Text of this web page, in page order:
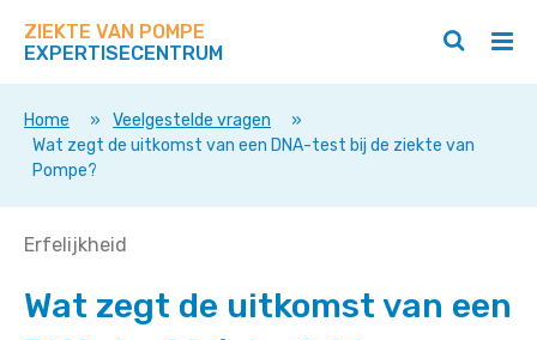
direct
op
deze
ZIEKTE VAN POMPE
EXPERTISECENTRUM
/
Zoeken
/
Home » Veelgestelde vragen
»
Wat zegt de uitkomst van een DNA-test bij de ziekte van
Pompe?
Wat
de
Erfelijkheid
Wat zegt de uitkomst van een